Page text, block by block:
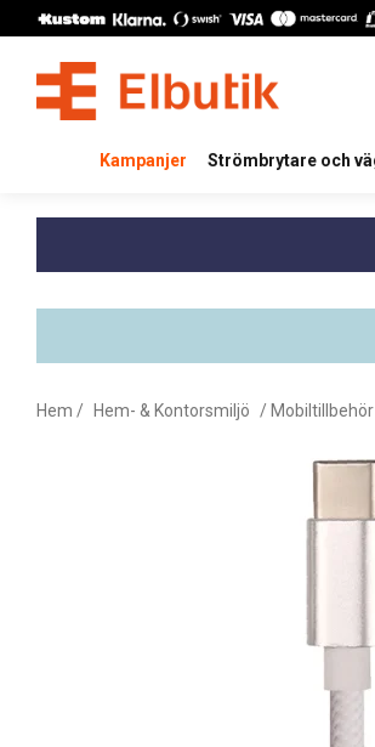
Kampanjer Strömbrytare och
Hem / Hem- & Kontorsmiljö / Mobiltillbehör